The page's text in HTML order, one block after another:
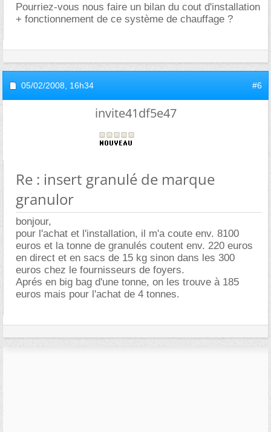
Pourriez-vous nous faire un bilan du cout d'installation
+ fonctionnement de ce système de chauffage ?
05/02/2008, 16h34 #6
invite41df5e47
Re : insert granulé de marque
granulor
bonjour,
pour l'achat et l'installation, il m'a coute env. 8100
euros et la tonne de granulés coutent env. 220 euros
en direct et en sacs de 15 kg sinon dans les 300
euros chez le fournisseurs de foyers.
Aprés en big bag d'une tonne, on les trouve à 185
euros mais pour l'achat de 4 tonnes.